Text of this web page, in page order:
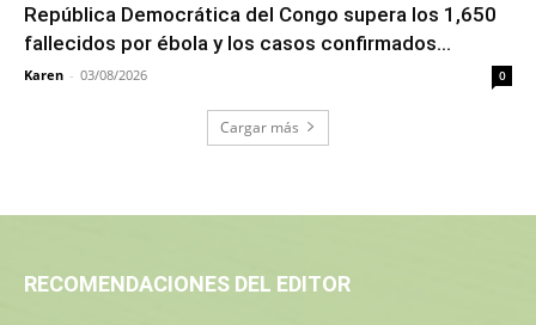
República Democrática del Congo supera los 1,650
fallecidos por ébola y los casos confirmados...
Karen - 03/08/2026 0
Cargar más
RECOMENDACIONES DEL EDITOR